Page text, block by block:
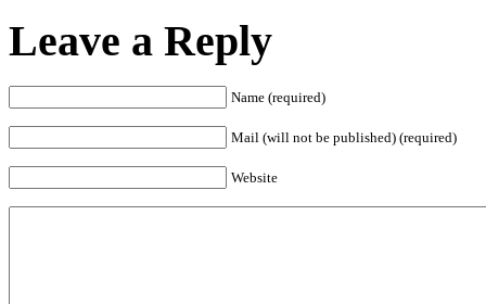
Leave a Reply
Name (required)
Mail (will not be published) (required)
Website